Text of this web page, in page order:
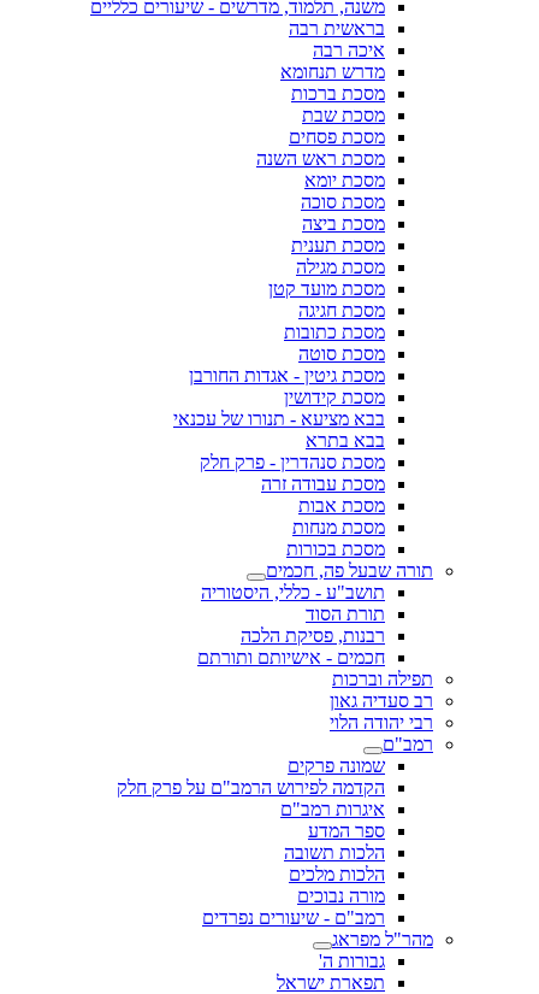
משנה, תלמוד, מדרשים - שיעורים כלליים
בראשית רבה
איכה רבה
מדרש תנחומא
מסכת ברכות
מסכת שבת
מסכת פסחים
מסכת ראש השנה
מסכת יומא
מסכת סוכה
מסכת ביצה
מסכת תענית
מסכת מגילה
מסכת מועד קטן
מסכת חגיגה
מסכת כתובות
מסכת סוטה
מסכת גיטין - אגדות החורבן
מסכת קידושין
בבא מציעא - תנורו של עכנאי
בבא בתרא
מסכת סנהדרין - פרק חלק
מסכת עבודה זרה
מסכת אבות
מסכת מנחות
מסכת בכורות
תורה שבעל פה, חכמים
תושב"ע - כללי, היסטוריה
תורת הסוד
רבנות, פסיקת הלכה
חכמים - אישיותם ותורתם
תפילה וברכות
רב סעדיה גאון
רבי יהודה הלוי
רמב"ם
שמונה פרקים
הקדמה לפירוש הרמב"ם על פרק חלק
איגרות רמב"ם
ספר המדע
הלכות תשובה
הלכות מלכים
מורה נבוכים
רמב"ם - שיעורים נפרדים
מהר"ל מפראג
גבורות ה'
תפארת ישראל